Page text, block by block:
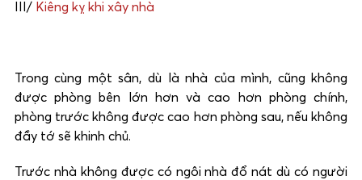
III/ Kiêng kỵ khi xây nhà
Trong cùng một sân, dù là nhà của mình, cũng không
được phòng bên lớn hơn và cao hơn phòng chính,
phòng trước không được cao hơn phòng sau, nếu không
đầy tớ sẽ khinh chủ.
Trước nhà không được có ngôi nhà đổ nát dù có người